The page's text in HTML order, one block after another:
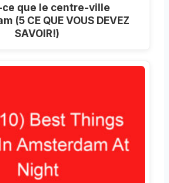
ce que le centre-ville
(5 CE QUE VOUS DEVEZ
SAVOIR!)